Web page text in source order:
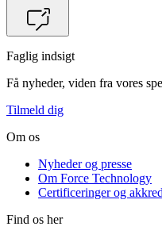
Faglig indsigt
Få nyheder, viden fra vores
Tilmeld dig
Om os
Nyheder og presse
Om Force Technology
Certificeringer og
Find os her